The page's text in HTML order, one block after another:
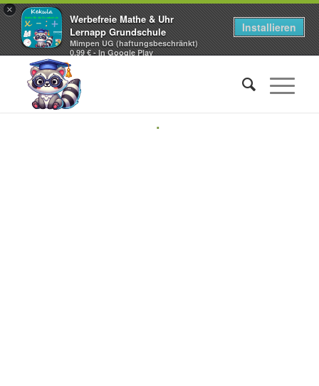
×
Werbefreie Mathe & Uhr
Lernapp Grundschule
Mimpen UG (haftungsbeschränkt)
0,99 € - In Google Play
Installieren